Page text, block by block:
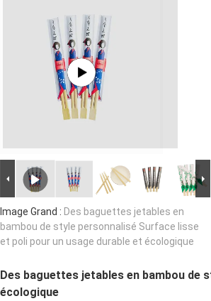
Image Grand : Des baguettes jetables en
bambou de style personnalisé Surface lisse
et poli pour un usage durable et écologique
Des baguettes jetables en bambou de
écologique